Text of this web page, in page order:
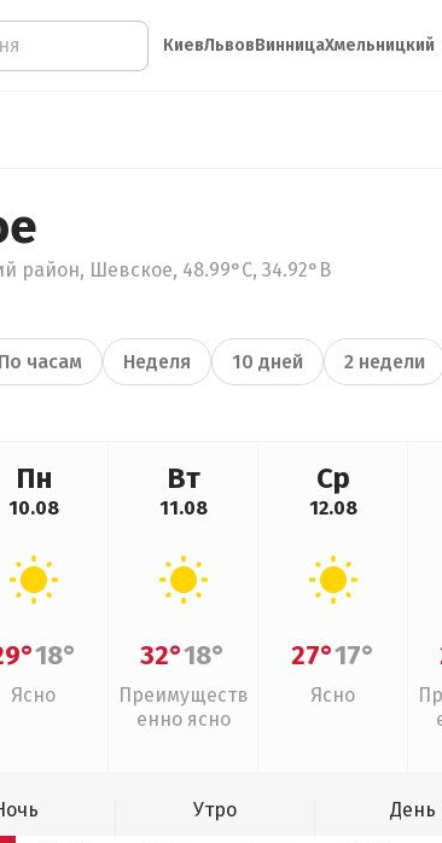
КиевЛьвовВинницаХмельницкий
район, Шевское, 48.99°С, 34.92°В
По часам Неделя 10 дней 2 недели
Пн
10.08
18°
Ясно
Вт
11.08
32°18°
Преимуществ
енно ясно
Ср
12.08
27°17°
Ясно
Утро День